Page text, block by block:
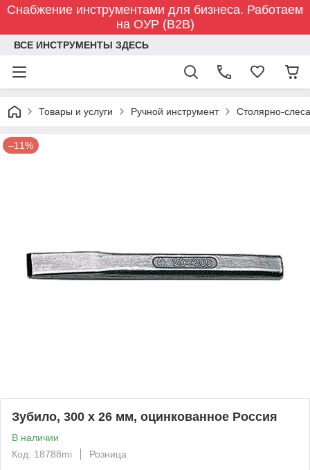
Снабжение инструментами для бизнеса. Работаем
на ОУР (B2B)
ВСЕ ИНСТРУМЕНТЫ ЗДЕСЬ
Товары и услуги Ручной инструмент Столярно-
–11%
Зубило, 300 х 26 мм, оцинкованное Россия
В наличии
Код: 18788mi
Розница